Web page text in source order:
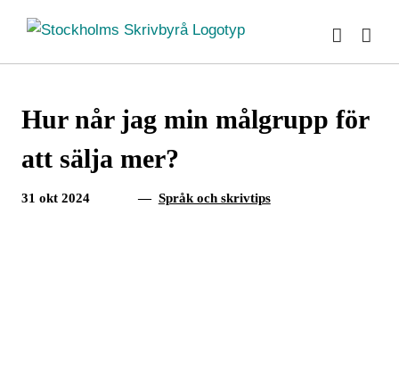
innehållet
Hur når jag min målgrupp för
att sälja mer?
31 okt 2024 — Språk och skrivtips